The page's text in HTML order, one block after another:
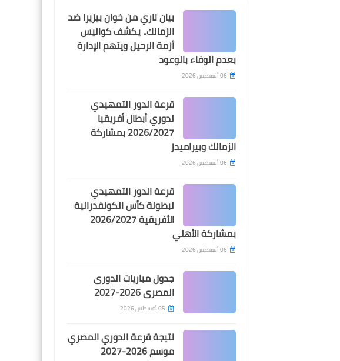
اتحاد الكرة يعلن مدة غياب
محمد صلاح بعد اصابتة في
مباراة غانا
حالتان تصعدان بمنتخب مصر
لثمن النهائي كأول للمجموعة
الثانية
اخبار خفيفة
ميدو يفضح الحكم محمد
معروف: فاجر مع الزمالك اكثر
من الزمالكاوية
بيان ناري من خوان بيزيرا ضد
الزمالك.. يكشف كواليس
أزمة الرحيل ويتهم الإدارة
بعدم الوفاء بالوعود
06 أغسطس 2026
قرعة الدور التمهيدي
لدوري أبطال أفريقيا
2026/2027 بمشاركة
الزمالك وبيراميدز
06 أغسطس 2026
قرعة الدور التمهيدي
لبطولة كأس الكونفدرالية
الأفريقية 2026/2027
بمشاركة الأهلي
06 أغسطس 2026
جدول مباريات الدورى
المصرى 2026-2027
05 أغسطس 2026
نتيجة قرعة الدوري المصري
موسم 2026-2027